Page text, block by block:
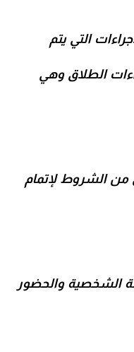
التي يتم
الطلاق وهي
من الشروط لإتمام
الشخصية والحضور